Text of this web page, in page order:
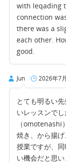
with leqading
connection
there was a
each other.
good.
Jun 2026年7
とても明るい
いレッスンで
（omotenashi
焼き、から揚
授業ですが、
い機会だと思